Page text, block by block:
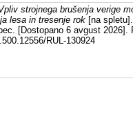
strojnega brušenja verige
lesa in tresenje rok [na
[Dostopano 6 avgust 2026].
RUL-130924